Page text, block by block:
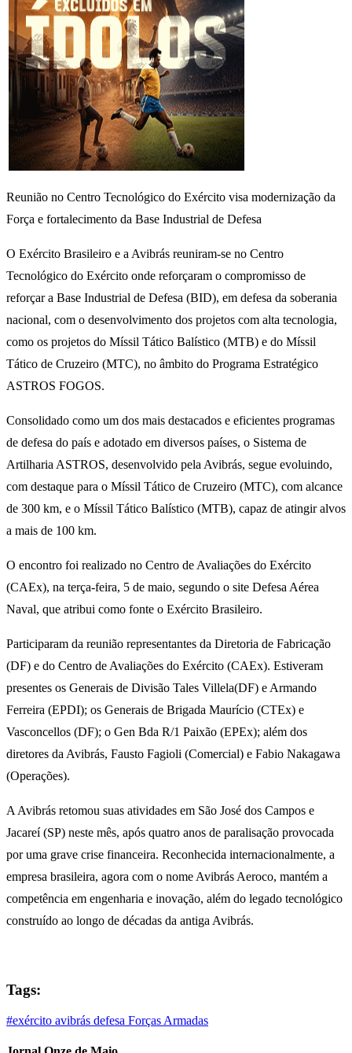
Reunião no Centro Tecnológico do Exército visa modernização da
Força e fortalecimento da Base Industrial de Defesa
O Exército Brasileiro e a Avibrás reuniram-se no Centro
Tecnológico do Exército onde reforçaram o compromisso de
reforçar a Base Industrial de Defesa (BID), em defesa da soberania
nacional, com o desenvolvimento dos projetos com alta tecnologia,
como os projetos do Míssil Tático Balístico (MTB) e do Míssil
Tático de Cruzeiro (MTC), no âmbito do Programa Estratégico
ASTROS FOGOS.
Consolidado como um dos mais destacados e eficientes programas
de defesa do país e adotado em diversos países, o Sistema de
Artilharia ASTROS, desenvolvido pela Avibrás, segue evoluindo,
com destaque para o Míssil Tático de Cruzeiro (MTC), com alcance
de 300 km, e o Míssil Tático Balístico (MTB), capaz de atingir alvos
a mais de 100 km.
O encontro foi realizado no Centro de Avaliações do Exército
(CAEx), na terça-feira, 5 de maio, segundo o site Defesa Aérea
Naval, que atribui como fonte o Exército Brasileiro.
Participaram da reunião representantes da Diretoria de Fabricação
(DF) e do Centro de Avaliações do Exército (CAEx). Estiveram
presentes os Generais de Divisão Tales Villela(DF) e Armando
Ferreira (EPDI); os Generais de Brigada Maurício (CTEx) e
Vasconcellos (DF); o Gen Bda R/1 Paixão (EPEx); além dos
diretores da Avibrás, Fausto Fagioli (Comercial) e Fabio Nakagawa
(Operações).
A Avibrás retomou suas atividades em São José dos Campos e
Jacareí (SP) neste mês, após quatro anos de paralisação provocada
por uma grave crise financeira. Reconhecida internacionalmente, a
empresa brasileira, agora com o nome Avibrás Aeroco, mantém a
competência em engenharia e inovação, além do legado tecnológico
construído ao longo de décadas da antiga Avibrás.
Tags:
#exército avibrás defesa Forças Armadas